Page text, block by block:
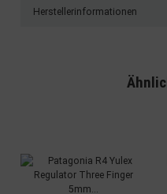
Herstellerinformationen